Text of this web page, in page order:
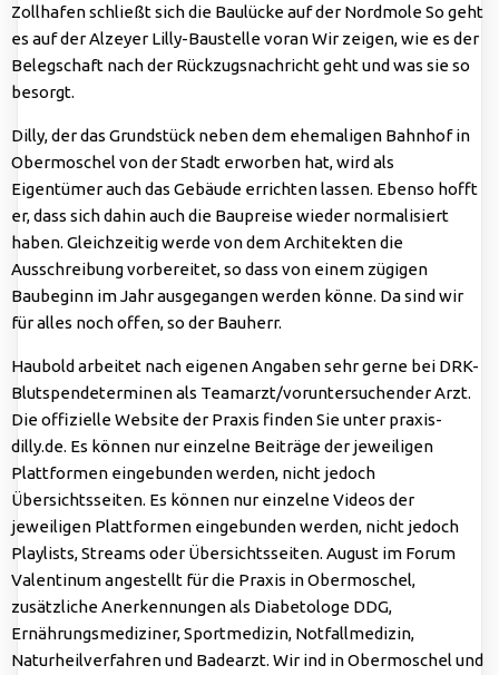
Zollhafen schließt sich die Baulücke auf der Nordmole So geht
es auf der Alzeyer Lilly-Baustelle voran Wir zeigen, wie es der
Belegschaft nach der Rückzugsnachricht geht und was sie so
besorgt.
Dilly, der das Grundstück neben dem ehemaligen Bahnhof in
Obermoschel von der Stadt erworben hat, wird als
Eigentümer auch das Gebäude errichten lassen. Ebenso hofft
er, dass sich dahin auch die Baupreise wieder normalisiert
haben. Gleichzeitig werde von dem Architekten die
Ausschreibung vorbereitet, so dass von einem zügigen
Baubeginn im Jahr ausgegangen werden könne. Da sind wir
für alles noch offen, so der Bauherr.
Haubold arbeitet nach eigenen Angaben sehr gerne bei DRK-
Blutspendeterminen als Teamarzt/voruntersuchender Arzt.
Die offizielle Website der Praxis finden Sie unter praxis-
dilly.de. Es können nur einzelne Beiträge der jeweiligen
Plattformen eingebunden werden, nicht jedoch
Übersichtsseiten. Es können nur einzelne Videos der
jeweiligen Plattformen eingebunden werden, nicht jedoch
Playlists, Streams oder Übersichtsseiten. August im Forum
Valentinum angestellt für die Praxis in Obermoschel,
zusätzliche Anerkennungen als Diabetologe DDG,
Ernährungsmediziner, Sportmedizin, Notfallmedizin,
Naturheilverfahren und Badearzt. Wir ind in Obermoschel und